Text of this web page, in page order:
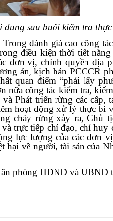
sau buổi kiểm tra thực
đánh giá cao công
điều kiện thời tiết
đơn vị, chính quyền địa
án, kịch bản PCCCR
quan điểm “phải lấy
nữa công tác kiểm tra,
Phát triển rừng các cấp,
hoạt động xử lý thực bì
cháy rừng xảy ra, Chủ
trực tiếp chỉ đạo, chỉ huy
lực lượng của các đơn
về người, tài sản của
phòng HĐND và UBND